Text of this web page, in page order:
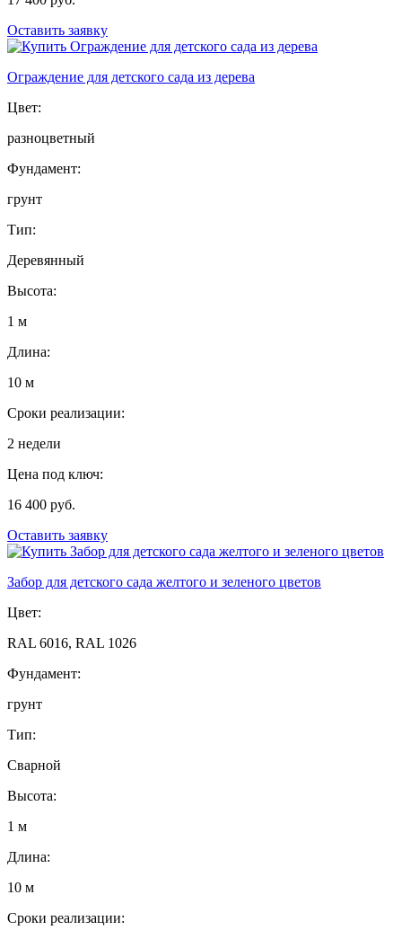
Оставить заявку
Ограждение для детского сада из дерева
Цвет:
разноцветный
Фундамент:
грунт
Тип:
Деревянный
Высота:
1 м
Длина:
10 м
Сроки реализации:
2 недели
Цена под ключ:
16 400 руб.
Оставить заявку
Забор для детского сада желтого и зеленого цветов
Цвет:
RAL 6016, RAL 1026
Фундамент:
грунт
Тип:
Сварной
Высота:
1 м
Длина:
10 м
Сроки реализации: